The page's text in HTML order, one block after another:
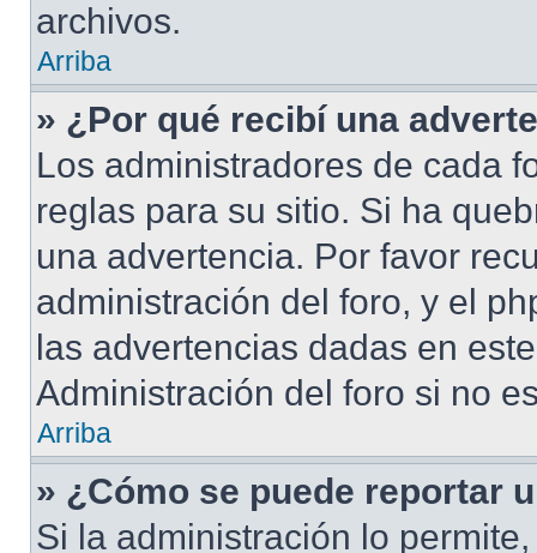
archivos.
Arriba
» ¿Por qué recibí una
Los administradores de cada
reglas para su sitio. Si ha
una advertencia. Por favor
administración del foro, y el
las advertencias dadas en
Administración del foro si no
Arriba
» ¿Cómo se puede reportar
Si la administración lo